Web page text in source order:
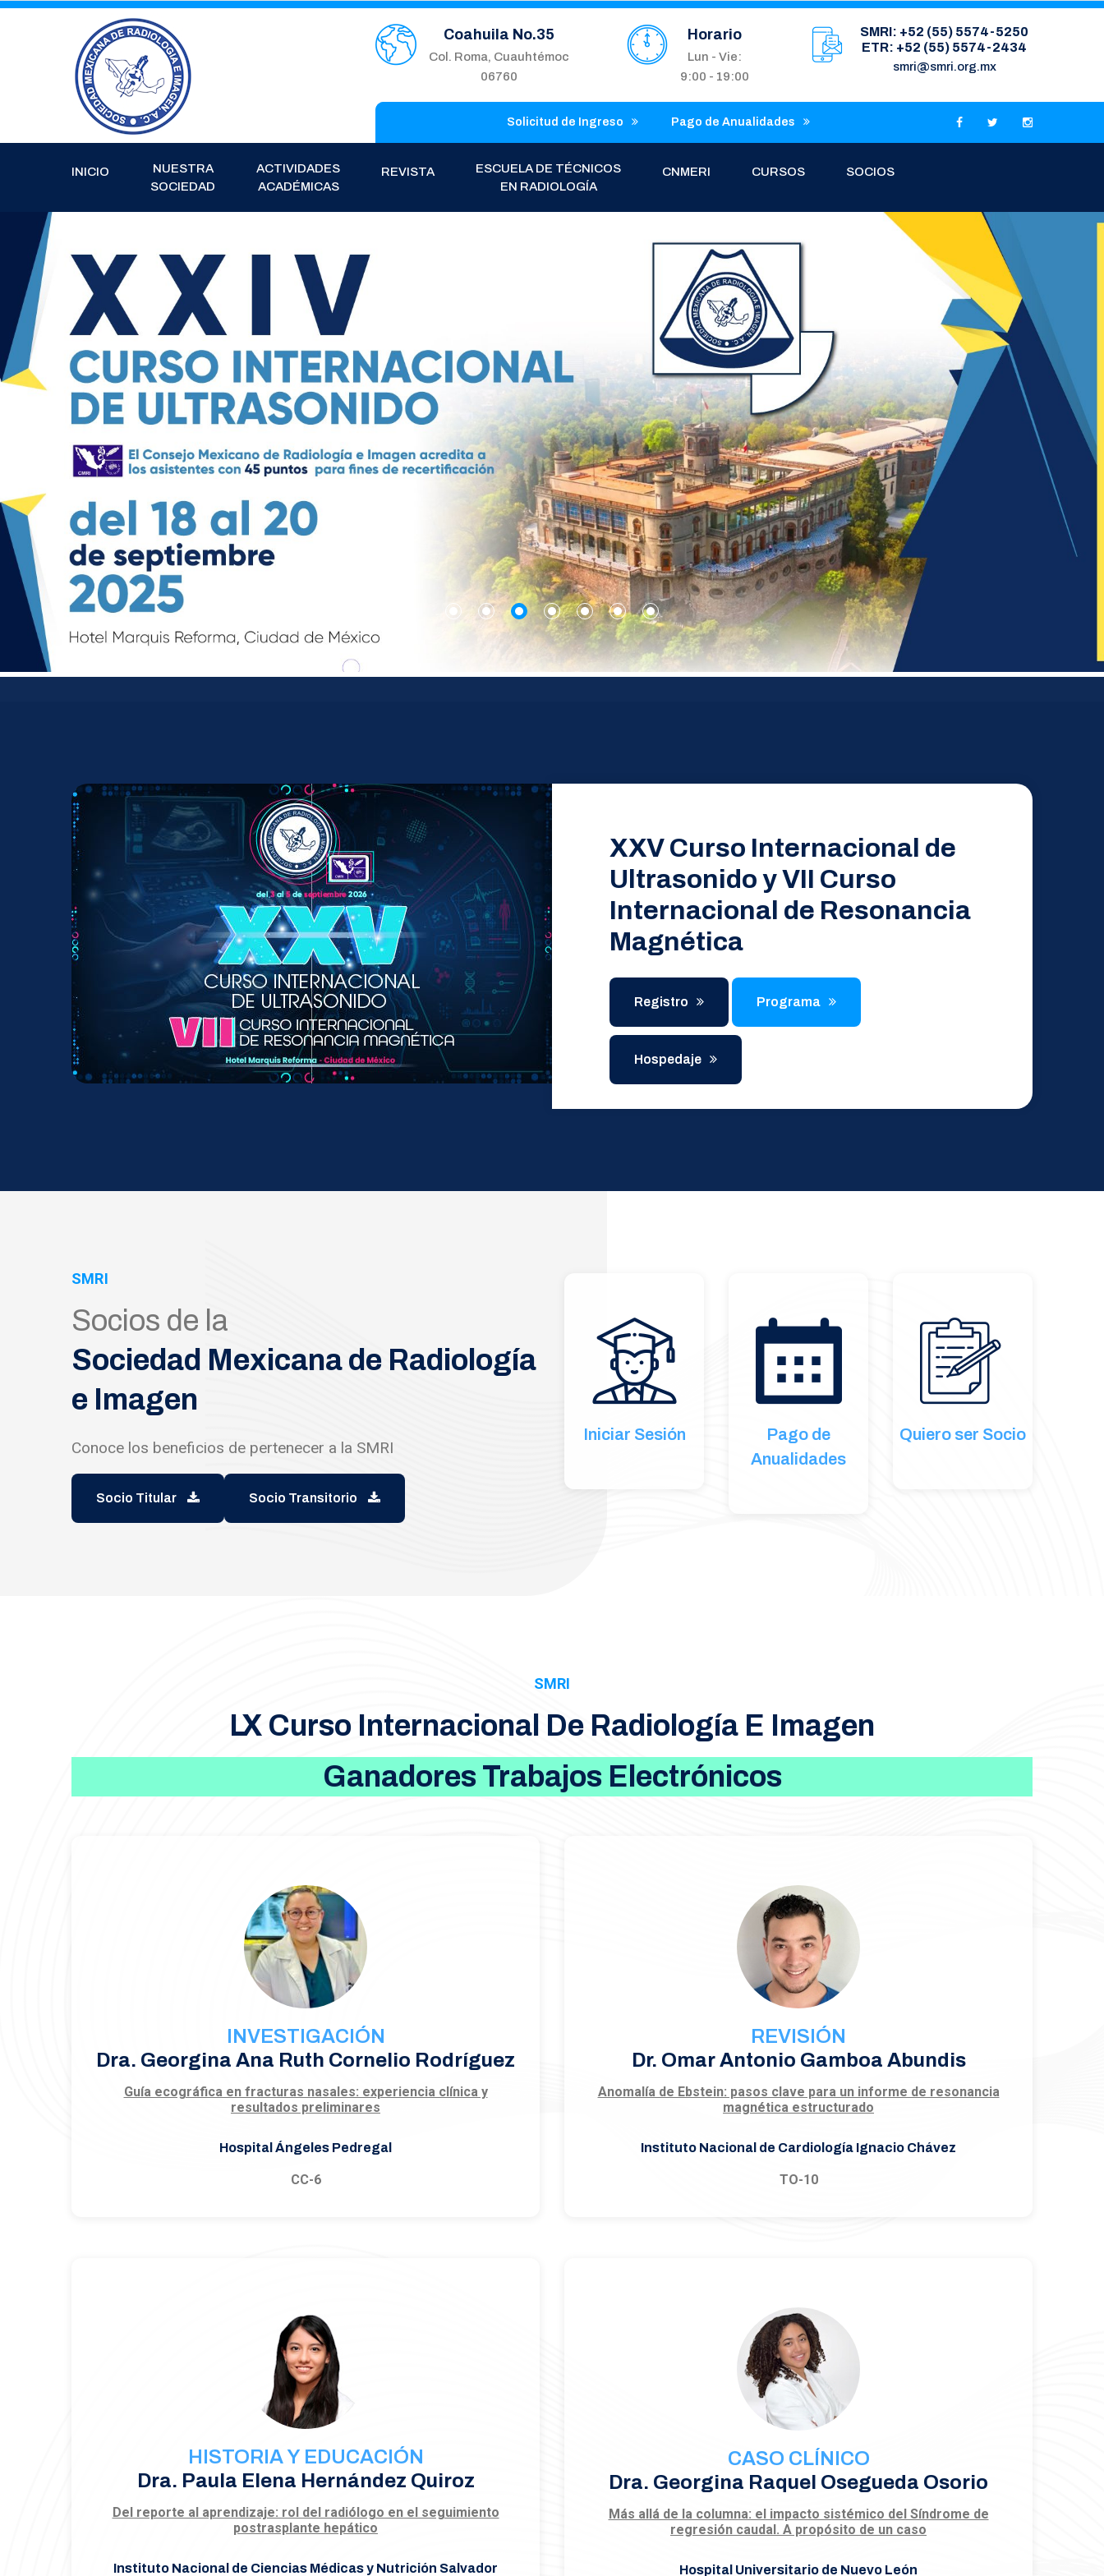
Coahuila No.35
Col. Roma, Cuauhtémoc
06760
Horario
Lun - Vie:
9:00 - 19:00
SMRI: +52 (55) 5574-5250
ETR: +52 (55) 5574-2434
smri@smri.org.mx
Solicitud de Ingreso Pago de Anualidades
INICIO
NUESTRA
SOCIEDAD
ACTIVIDADES
ACADÉMICAS
REVISTA
ESCUELA DE TÉCNICOS
EN RADIOLOGÍA
CNMERI CURSOS SOCIOS
XXV Curso Internacional de
Ultrasonido y VII Curso
Internacional de Resonancia
Magnética
Registro Programa
Hospedaje
SMRI
Socios de la
Sociedad Mexicana de Radiología
e Imagen
Conoce los beneficios de pertenecer a la SMRI
Socio Titular Socio Transitorio
Iniciar Sesión
Pago de
Anualidades
Quiero ser Socio
SMRI
LX Curso Internacional De Radiología E Imagen
Ganadores Trabajos Electrónicos
INVESTIGACIÓN
Dra. Georgina Ana Ruth Cornelio Rodríguez
Guía ecográfica en fracturas nasales: experiencia clínica y
resultados preliminares
Hospital Ángeles Pedregal
CC-6
REVISIÓN
Dr. Omar Antonio Gamboa Abundis
Anomalía de Ebstein: pasos clave para un informe de resonancia
magnética estructurado
Instituto Nacional de Cardiología Ignacio Chávez
TO-10
HISTORIA Y EDUCACIÓN
Dra. Paula Elena Hernández Quiroz
Del reporte al aprendizaje: rol del radiólogo en el seguimiento
postrasplante hepático
Instituto Nacional de Ciencias Médicas y Nutrición Salvador
CASO CLÍNICO
Dra. Georgina Raquel Osegueda Osorio
Más allá de la columna: el impacto sistémico del Síndrome de
regresión caudal. A propósito de un caso
Hospital Universitario de Nuevo León